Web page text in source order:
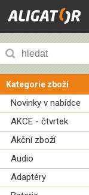
Kategorie zboží
Novinky v nabídce
AKCE - čtvrtek
Akční zboží
Audio
Adaptéry